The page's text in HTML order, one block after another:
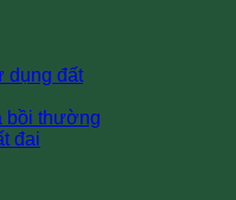
dụng đất
bồi thường
đai